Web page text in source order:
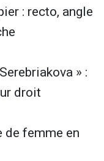
: recto, angle
» :
droit
de femme en